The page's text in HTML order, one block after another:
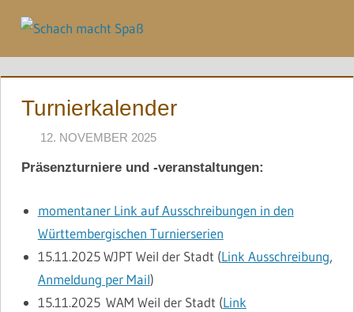
Inhalt
springen
Turnierkalender
12. NOVEMBER 2025
Präsenzturniere und -veranstaltungen:
momentaner Link auf Ausschreibungen in den
Württembergischen Turnierserien
15.11.2025WJPT Weil der Stadt (Link Ausschreibung,
Anmeldung per Mail)
15.11.2025WAM Weil der Stadt (Link